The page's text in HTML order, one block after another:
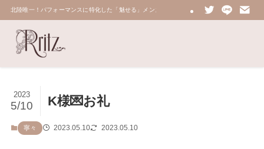
北陸唯一！パフォーマンスに特化した「魅せる」メンズエステ 鼠蹊部・密着・総合技術力
K様💌お礼
2023
5/10
寧々 2023.05.10 2023.05.10